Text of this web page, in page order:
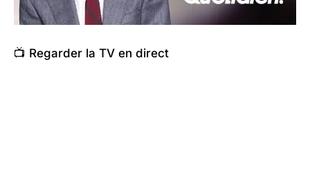
📺 Regarder la TV en direct